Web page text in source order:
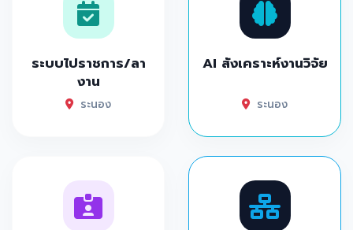
ระบบไปราชการ/ลา
งาน
ระนอง
AI สังเคราะห์งานวิจัย
ระนอง